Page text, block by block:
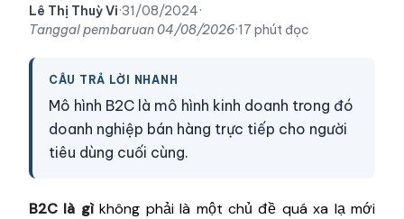
Lê Thị Thuỳ Vi·31/08/2024·
Tanggal pembaruan04/08/2026·17 phút đọc
CÂU TRẢ LỜI NHANH
Mô hình B2C là mô hình kinh doanh trong đó
doanh nghiệp bán hàng trực tiếp cho người
tiêu dùng cuối cùng.
B2C là gìkhông phải là một chủ đề quá xa lạ mới